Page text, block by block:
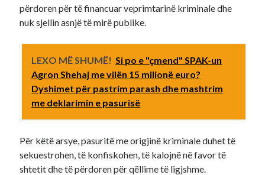
përdoren për të financuar veprimtarinë kriminale dhe
nuk sjellin asnjë të mirë publike.
LEXO MË SHUMË! Si po e "çmend" SPAK-un
Agron Shehaj me vilën 15 milionë euro?
Dyshimet për pastrim parash dhe mashtrim
me deklarimin e pasurisë
Për këtë arsye, pasuritë me origjinë kriminale duhet të
sekuestrohen, të konfiskohen, të kalojnë në favor të
shtetit dhe të përdoren për qëllime të ligjshme.